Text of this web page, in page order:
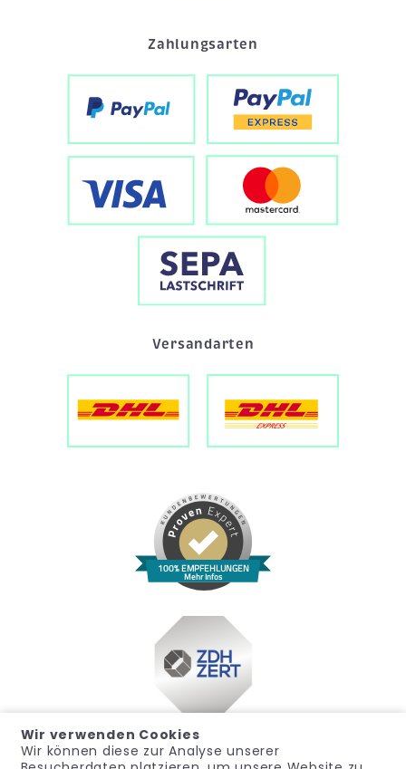
Zahlungsarten
Versandarten
100% EMPFEHLUNGEN
Mehr Infos
Wir verwenden Cookies
Wir können diese zur Analyse unserer